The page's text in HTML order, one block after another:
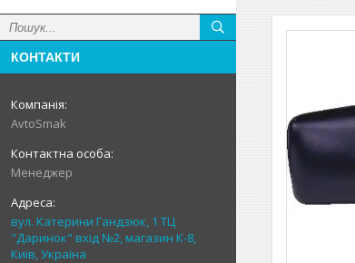
КОНТАКТИ
AvtoSmak
Менеджер
вул. Катерини Гандзюк, 1 ТЦ
"Даринок" вхід №2, магазин К-8,
Київ, Україна